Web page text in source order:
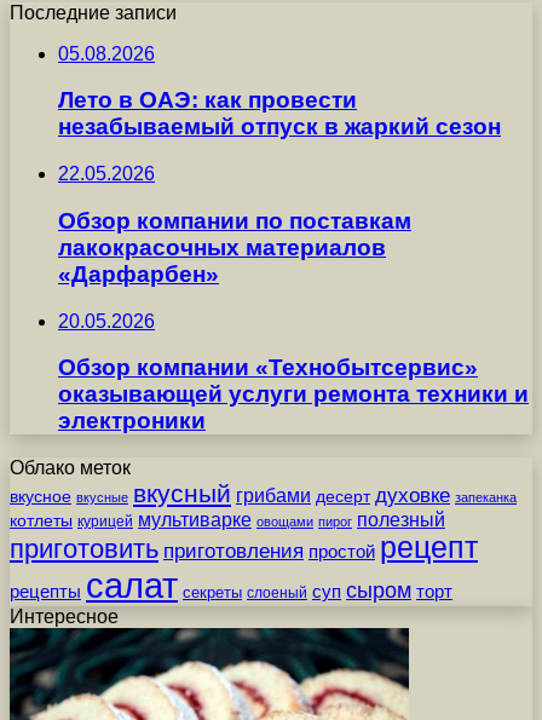
Последние записи
05.08.2026
Лето в ОАЭ: как провести
незабываемый отпуск в жаркий сезон
22.05.2026
Обзор компании по поставкам
лакокрасочных материалов
«Дарфарбен»
20.05.2026
Обзор компании «Технобытсервис»
оказывающей услуги ремонта техники и
электроники
Облако меток
вкусное вкусные вкусный грибами десерт духовке запеканка
котлеты курицей мультиварке овощами пирог полезный
приготовить приготовления простой рецепт
рецепты салат секреты слоеный суп сыром торт
Интересное